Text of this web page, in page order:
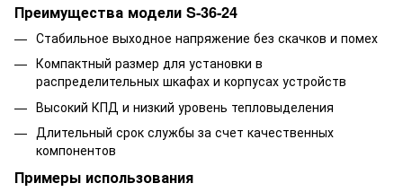
Преимущества модели S-36-24
Стабильное выходное напряжение без скачков и помех
Компактный размер для установки в
распределительных шкафах и корпусах устройств
Высокий КПД и низкий уровень тепловыделения
Длительный срок службы за счет качественных
компонентов
Примеры использования